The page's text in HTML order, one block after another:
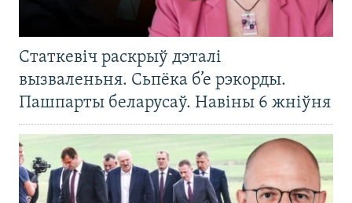
Статкевіч раскрыў дэталі
вызваленьня. Сьпёка б’е рэкорды.
Пашпарты беларусаў. Навіны 6 жніўня